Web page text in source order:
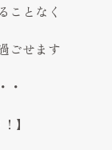
ことなく
ごせます
・
】